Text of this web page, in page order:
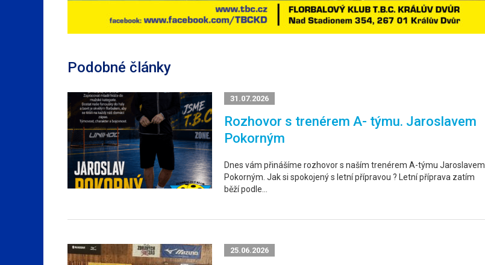
Podobné články
31.07.2026
Rozhovor s trenérem A- týmu. Jaroslavem
Pokorným
Dnes vám přinášíme rozhovor s naším trenérem A-týmu Jaroslavem
Pokorným. Jak si spokojený s letní přípravou ? Letní příprava zatím
běží podle…
25.06.2026